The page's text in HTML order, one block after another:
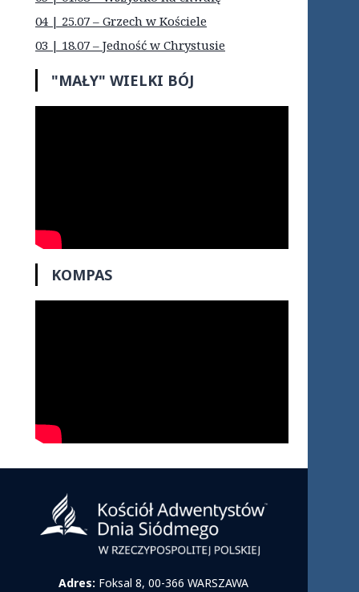
04 | 25.07 – Grzech w Kościele
03 | 18.07 – Jedność w Chrystusie
"MAŁY" WIELKI BÓJ
KOMPAS
Adres: Foksal 8, 00-366 WARSZAWA